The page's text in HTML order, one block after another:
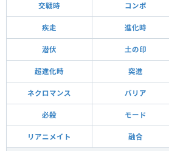
交戦時 コンボ
疾走 進化時
潜伏 土の印
超進化時 突進
ネクロマンス バリア
必殺 モード
リアニメイト 融合